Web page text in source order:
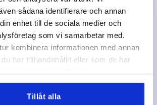
sådana identifierare och annan
enhet till de sociala medier och
som vi samarbetar med.
kombinera informationen med annan
har tillhandahållit eller som de har
Tillåt alla
PASSIVERAT, LOCK:GRÅ RAL 7035
KOMPONENT=STÅL
FORM=K
RAL 7035
HANDTAGSLÄNGD=38
HÖJD=18 H1=8,5